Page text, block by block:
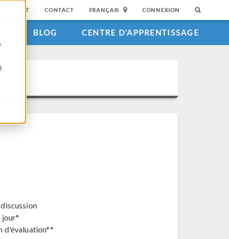
SUPPORT CONTACT FRANÇAIS CONNEXION
BLOG CENTRE D'APPRENTISSAGE
jour*
d'évaluation**